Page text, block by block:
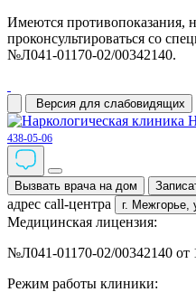
Имеются противопоказания,
проконсультироваться со
№Л041-01170-02/00342140.
Версия для слабовидящих
438-05-06
Вызвать врача на дом
адрес call-центра г. Межгорье,
Медицинская лицензия:
№Л041-01170-02/00342140 от
Режим работы клиники: